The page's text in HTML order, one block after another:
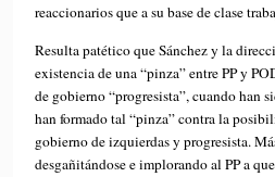
reaccionarios que a su base de clase
Resulta patético que Sánchez y la
existencia de una “pinza” entre PP y
de gobierno “progresista”, cuando han
han formado tal “pinza” contra la
gobierno de izquierdas y progresista.
desgañitándose e implorando al PP a